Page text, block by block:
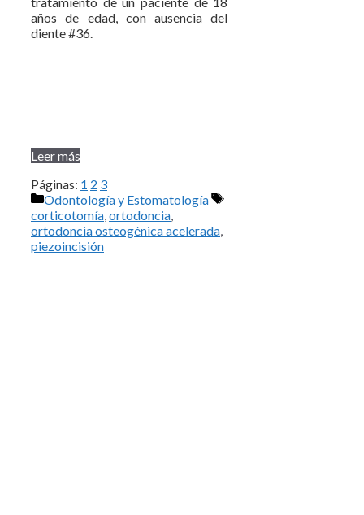
años de edad, con ausencia del
diente #36.
Leer más
Páginas: 1 2 3
Categorías
Odontología y Estomatología
Etiquetas
corticotomía,ortodoncia,
ortodoncia osteogénica acelerada,
piezoincisión